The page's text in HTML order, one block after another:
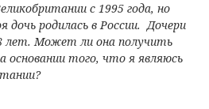
с 1995 года, но
дочь родилась в России. Дочери
лет. Может ли она получить
основании того, что я являюсь